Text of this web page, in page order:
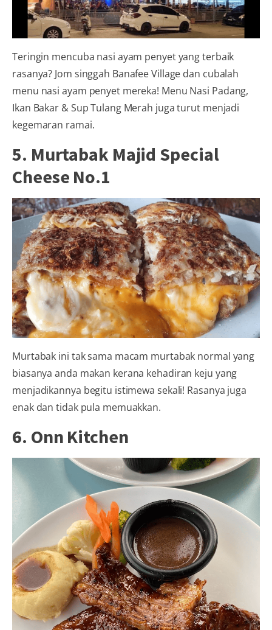
Teringin mencuba nasi ayam penyet yang terbaik
rasanya? Jom singgah Banafee Village dan cubalah
menu nasi ayam penyet mereka! Menu Nasi Padang,
Ikan Bakar & Sup Tulang Merah juga turut menjadi
kegemaran ramai.
5. Murtabak Majid Special
Cheese No.1
Murtabak ini tak sama macam murtabak normal yang
biasanya anda makan kerana kehadiran keju yang
menjadikannya begitu istimewa sekali! Rasanya juga
enak dan tidak pula memuakkan.
6. Onn Kitchen